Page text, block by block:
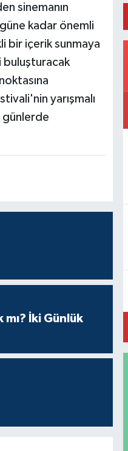
sinemanın
kadar önemli
bir içerik sunmaya
buluşturacak
yarışmalı
günlerde
İki Günlük